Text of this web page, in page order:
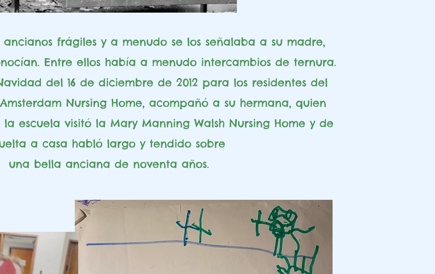
frágiles y a menudo se los señalaba a su madre,
Entre ellos había a menudo intercambios de ternura.
del 16 de diciembre de 2012 para los residentes del
Nursing Home, acompañó a su hermana, quien
escuela visitó la Mary Manning Walsh Nursing Home y de
a casa habló largo y tendido sobre
una bella anciana de noventa años.